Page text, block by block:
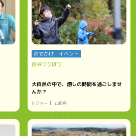
おでかけ・イベント
岳谷つりぼり
大自然の中で、癒しの時間を過ごしませ
んか？
レジャー 山形県